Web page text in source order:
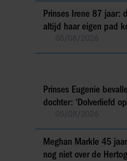
Prinses Irene 87 jaar:
altijd haar eigen pad
Prinses Eugenie
dochter: ‘Dolverliefd
Meghan Markle 45
nog niet over de